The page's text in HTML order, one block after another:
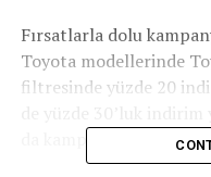
Fırsatlarla dolu
Toyota modellerinde
filtresinde yüzde 20
da kampanya